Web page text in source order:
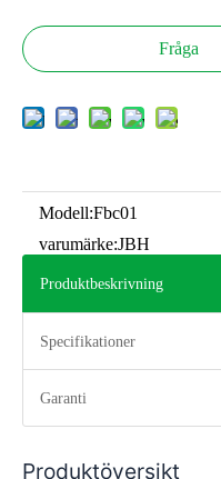
Fråga
Modell:Fbc01
varumärke:JBH
Produktbeskrivning
Specifikationer
Garanti
Produktöversikt